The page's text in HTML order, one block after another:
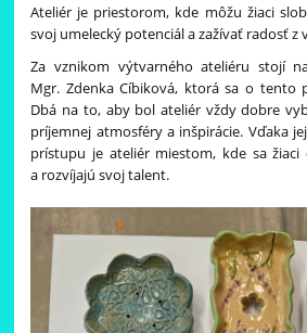
Ateliér je priestorom, kde môžu žiaci
svoj umelecký potenciál a zažívať radosť z
Za vznikom výtvarného ateliéru stojí
Mgr. Zdenka Cíbiková, ktorá sa o tento
Dbá na to, aby bol ateliér vždy dobre
príjemnej atmosféry a inšpirácie. Vďaka
prístupu je ateliér miestom, kde sa
a rozvíjajú svoj talent.